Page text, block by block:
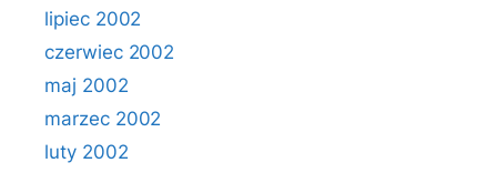
lipiec 2002
czerwiec 2002
maj 2002
marzec 2002
luty 2002